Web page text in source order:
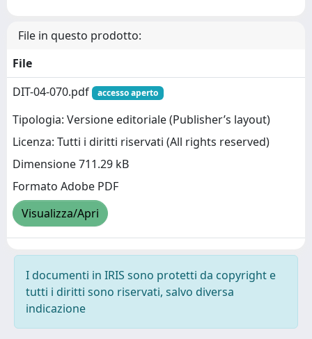
File in questo prodotto:
File
DIT-04-070.pdf
accesso aperto
Tipologia: Versione editoriale (Publisher’s layout)
Licenza: Tutti i diritti riservati (All rights reserved)
Dimensione 711.29 kB
Formato Adobe PDF
Visualizza/Apri
I documenti in IRIS sono protetti da copyright e
tutti i diritti sono riservati, salvo diversa
indicazione